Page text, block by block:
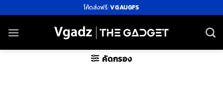
ไป
ยัง
โค้ดส่งฟรี:VGAUGFS
คัดกรอง